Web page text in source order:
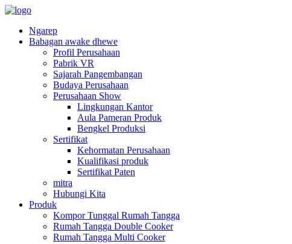
Ngarep
Babagan awake dhewe
Profil Perusahaan
Pabrik VR
Sajarah Pangembangan
Budaya Perusahaan
Perusahaan Show
Lingkungan Kantor
Aula Pameran Produk
Bengkel Produksi
Sertifikat
Kehormatan Perusahaan
Kualifikasi produk
Sertifikat Paten
mitra
Hubungi Kita
Produk
Kompor Tunggal Rumah Tangga
Rumah Tangga Double Cooker
Rumah Tangga Multi Cooker